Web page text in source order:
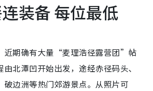
装备 每位最低
近期确有大量“麦理浩径露营团”帖
北潭凹开始出发，途经赤径码头、
破边洲等热门郊游景点。从照片可